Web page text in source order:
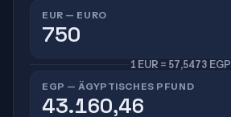
EUR — EURO
1 EUR = 57,5473 EGP
EGP — ÄGYPTISCHES PFUND